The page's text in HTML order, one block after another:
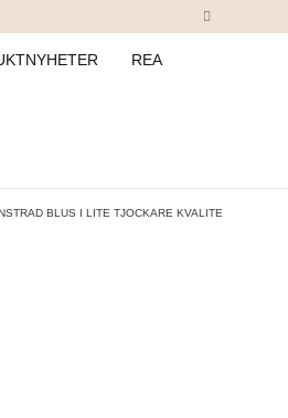
REA
BLUS I LITE TJOCKARE KVALITE